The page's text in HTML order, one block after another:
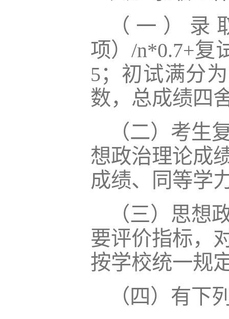
（一）
项）/n*0.7+复
5；初试满分
数，总成绩四
（二）考生
想政治理论成
成绩、同等学
（三）思想
要评价指标，
按学校统一规
（四）有下